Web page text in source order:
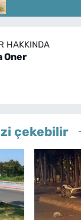
HAKKINDA
Oner
çekebilir